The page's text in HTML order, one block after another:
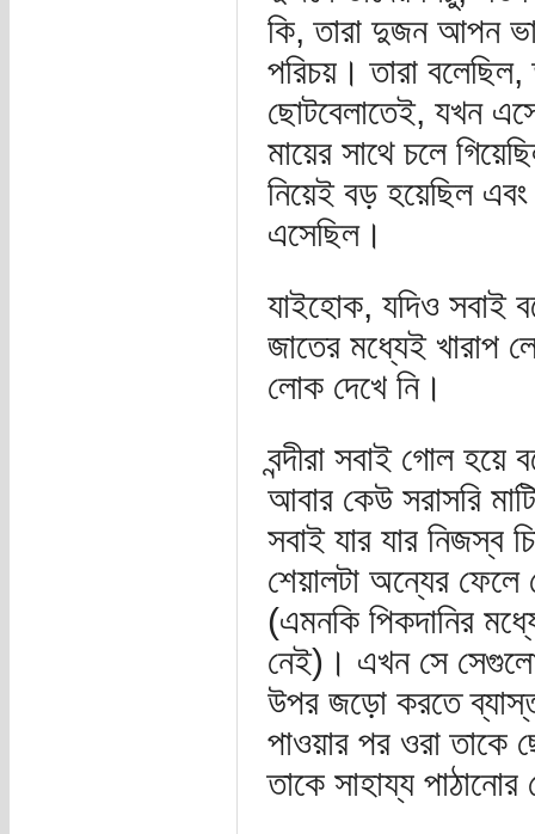
কি, তারা দুজন আপন
পরিচয়। তারা
ছোটবেলাতেই, যখন
মায়ের সাথে চলে
নিয়েই বড় হয়েছিল
এসেছিল।
যাইহোক, যদিও সবাই
জাতের মধ্যেই খারাপ
লোক দেখে নি।
বন্দীরা সবাই গোল
আবার কেউ সরাসরি
সবাই যার যার
শেয়ালটা অন্যের ফেলে
(এমনকি পিকদানির
নেই)। এখন সে
উপর জড়ো করতে
পাওয়ার পর ওরা তাকে
তাকে সাহায্য